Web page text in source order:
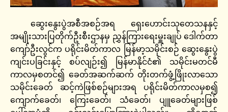
ဆွေးနွေးပွဲအစီအစဉ်အရ ရှေးဟောင်းသုတေသနနှင့်
အမျိုးသားပြတိုက်ဦးစီးဌာနမှ ညွှန်ကြားရေးမှူးချုပ် ဒေါက်တာ
ကျော်ဦးလွင်က ပရိုင်းမိတ်ကာလ မြန်မာ့သမိုင်းစဉ် ဆွေးနွေးပွဲ
ကျင်းပခြင်းနှင့် စပ်လျဉ်း၍ မြန်မာနိုင်ငံ၏ သမိုင်းမတင်မီ
ကာလမှစတင်၍ ခေတ်အဆက်ဆက် တိုးတက်ဖွံ့ဖြိုးလာသော
သမိုင်းခေတ် ဆင့်ကဲဖြစ်စဉ်များအရ ပရိုင်းမိတ်ကာလမှစ၍
ကျောက်ခေတ်၊ ကြေးခေတ်၊ သံခေတ်၊ ပျူခေတ်များဖြစ်